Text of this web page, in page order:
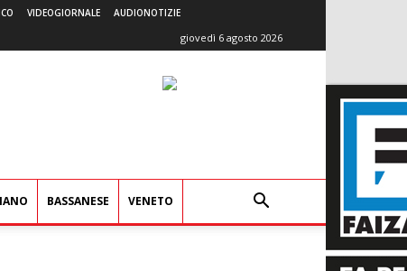
VIDEOGIORNALE AUDIONOTIZIE
giovedì 6 agosto 2026
BASSANESE VENETO